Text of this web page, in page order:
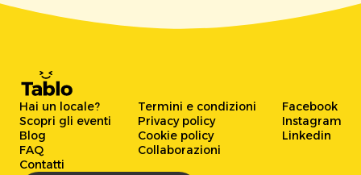
Hai un locale?
Scopri gli eventi
Blog
FAQ
Contatti
Termini e condizioni
Privacy policy
Cookie policy
Collaborazioni
Facebook
Instagram
Linkedin